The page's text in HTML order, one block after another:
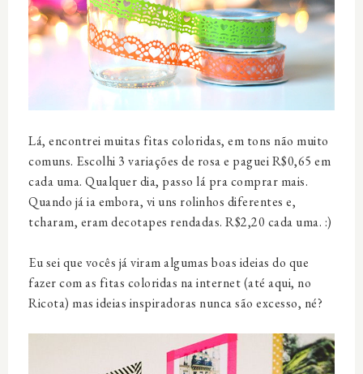
Lá, encontrei muitas fitas coloridas, em tons não muito
comuns. Escolhi 3 variações de rosa e paguei R$0,65 em
cada uma. Qualquer dia, passo lá pra comprar mais.
Quando já ia embora, vi uns rolinhos diferentes e,
tcharam, eram decotapes rendadas. R$2,20 cada uma. :)
Eu sei que vocês já viram algumas boas ideias do que
fazer com as fitas coloridas na internet (até aqui, no
Ricota) mas ideias inspiradoras nunca são excesso, né?